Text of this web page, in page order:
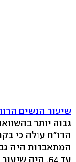
שיעור הנשים
גבוה יותר
עד 64, היה